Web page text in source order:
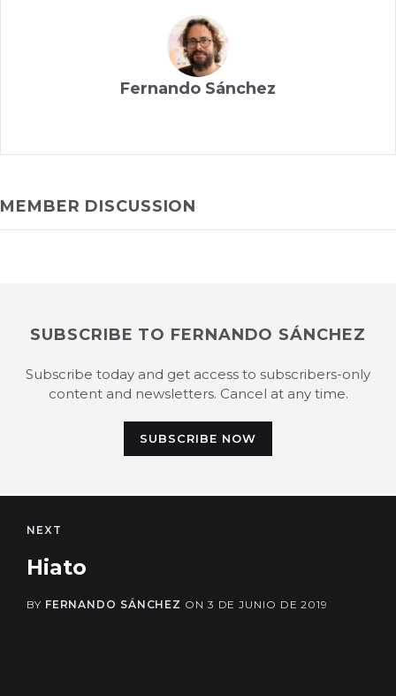
Fernando Sánchez
MEMBER DISCUSSION
SUBSCRIBE TO FERNANDO SÁNCHEZ
Subscribe today and get access to subscribers-only
content and newsletters. Cancel at any time.
SUBSCRIBE NOW
NEXT
Hiato
BY FERNANDO SÁNCHEZ ON 3 DE JUNIO DE 2019